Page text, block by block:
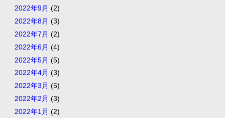
2022年9月 (2)
2022年8月 (3)
2022年7月 (2)
2022年6月 (4)
2022年5月 (5)
2022年4月 (3)
2022年3月 (5)
2022年2月 (3)
2022年1月 (2)